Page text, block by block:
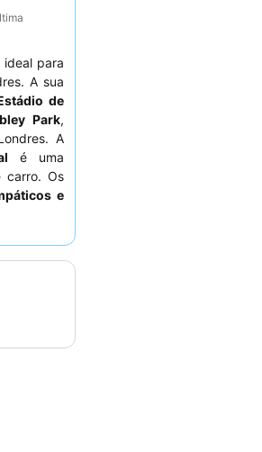
ideal para
A sua
de
Park,
A
é uma
carro. Os
e
pedir